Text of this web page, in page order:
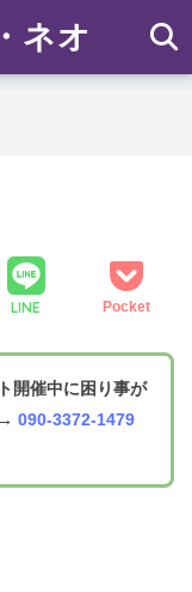
LINE Pocket
開催中に困り事が
→090-3372-1479